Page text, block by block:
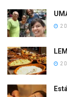
2
2